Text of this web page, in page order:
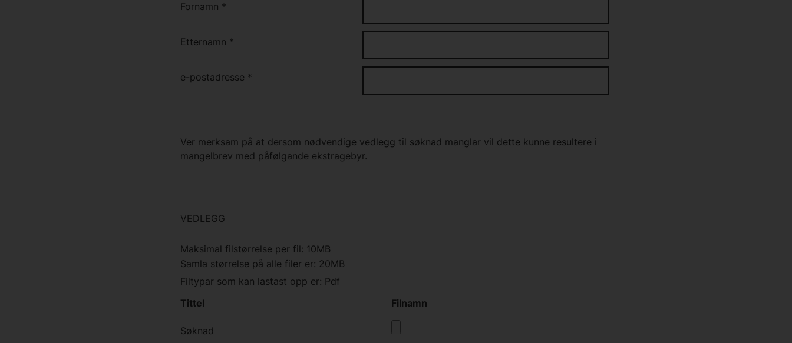
Fornamn *
Etternamn *
e-postadresse *
Ver merksam på at dersom nødvendige vedlegg til søknad manglar vil dette kunne resultere i
mangelbrev med påfølgande ekstragebyr.
VEDLEGG
Maksimal filstørrelse per fil: 10MB
Samla størrelse på alle filer er: 20MB
Filtypar som kan lastast opp er: Pdf
Tittel
Filnamn
Søknad